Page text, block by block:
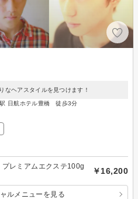
なヘアスタイルを見つけます！
日航ホテル豊橋 徒歩3分
プレミアムエクステ100g
￥16,200
ルメニューを見る